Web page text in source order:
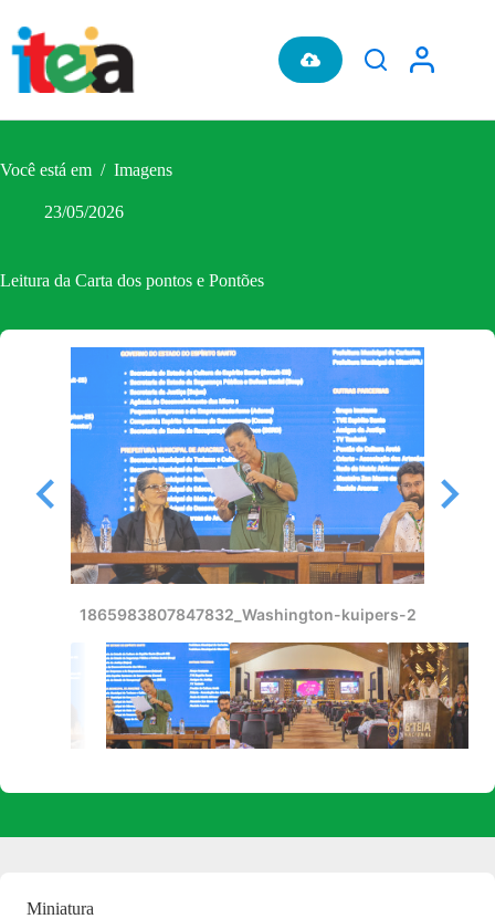
para
conteúdo
Você está em / Imagens
23/05/2026
Leitura da Carta dos pontos e Pontões
1865983807847832_Washington-kuipers-2
Baixar
Miniatura